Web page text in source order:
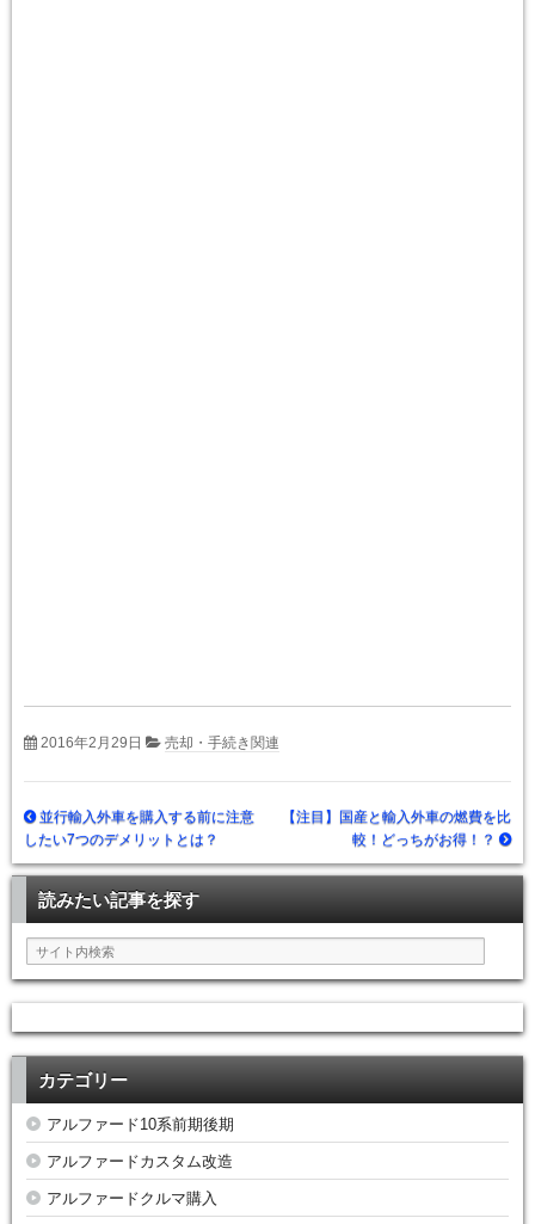
2016年2月29日 売却・手続き関連
並行輸入外車を購入する前に注意
したい7つのデメリットとは？
【注目】国産と輸入外車の燃費を比
較！どっちがお得！？
読みたい記事を探す
カテゴリー
アルファード10系前期後期
アルファードカスタム改造
アルファードクルマ購入